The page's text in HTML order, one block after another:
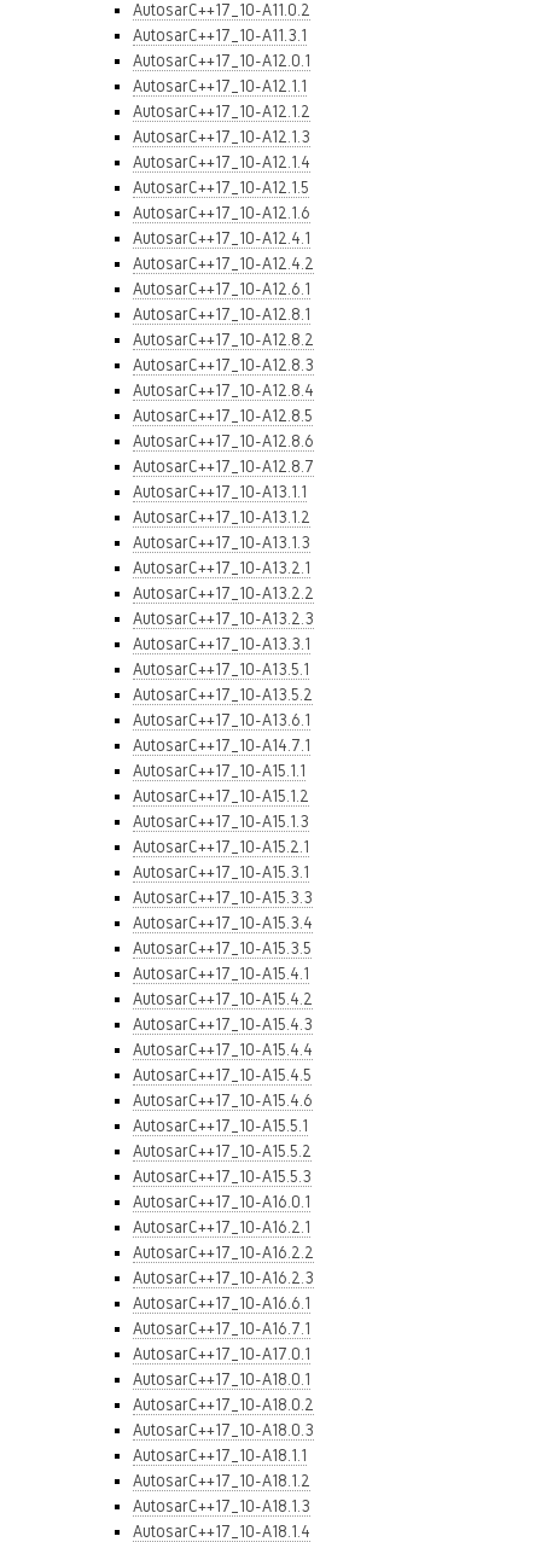
AutosarC++17_10-A11.0.2
AutosarC++17_10-A11.3.1
AutosarC++17_10-A12.0.1
AutosarC++17_10-A12.1.1
AutosarC++17_10-A12.1.2
AutosarC++17_10-A12.1.3
AutosarC++17_10-A12.1.4
AutosarC++17_10-A12.1.5
AutosarC++17_10-A12.1.6
AutosarC++17_10-A12.4.1
AutosarC++17_10-A12.4.2
AutosarC++17_10-A12.6.1
AutosarC++17_10-A12.8.1
AutosarC++17_10-A12.8.2
AutosarC++17_10-A12.8.3
AutosarC++17_10-A12.8.4
AutosarC++17_10-A12.8.5
AutosarC++17_10-A12.8.6
AutosarC++17_10-A12.8.7
AutosarC++17_10-A13.1.1
AutosarC++17_10-A13.1.2
AutosarC++17_10-A13.1.3
AutosarC++17_10-A13.2.1
AutosarC++17_10-A13.2.2
AutosarC++17_10-A13.2.3
AutosarC++17_10-A13.3.1
AutosarC++17_10-A13.5.1
AutosarC++17_10-A13.5.2
AutosarC++17_10-A13.6.1
AutosarC++17_10-A14.7.1
AutosarC++17_10-A15.1.1
AutosarC++17_10-A15.1.2
AutosarC++17_10-A15.1.3
AutosarC++17_10-A15.2.1
AutosarC++17_10-A15.3.1
AutosarC++17_10-A15.3.3
AutosarC++17_10-A15.3.4
AutosarC++17_10-A15.3.5
AutosarC++17_10-A15.4.1
AutosarC++17_10-A15.4.2
AutosarC++17_10-A15.4.3
AutosarC++17_10-A15.4.4
AutosarC++17_10-A15.4.5
AutosarC++17_10-A15.4.6
AutosarC++17_10-A15.5.1
AutosarC++17_10-A15.5.2
AutosarC++17_10-A15.5.3
AutosarC++17_10-A16.0.1
AutosarC++17_10-A16.2.1
AutosarC++17_10-A16.2.2
AutosarC++17_10-A16.2.3
AutosarC++17_10-A16.6.1
AutosarC++17_10-A16.7.1
AutosarC++17_10-A17.0.1
AutosarC++17_10-A18.0.1
AutosarC++17_10-A18.0.2
AutosarC++17_10-A18.0.3
AutosarC++17_10-A18.1.1
AutosarC++17_10-A18.1.2
AutosarC++17_10-A18.1.3
AutosarC++17_10-A18.1.4